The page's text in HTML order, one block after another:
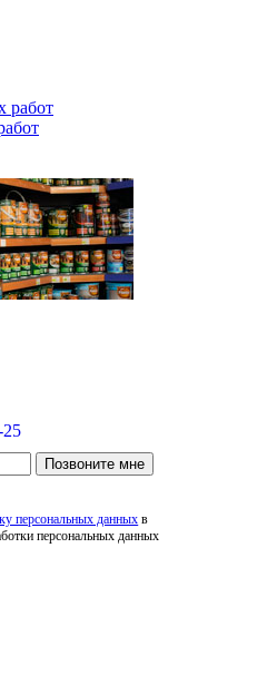
работ
25
Позвоните мне
персональных данных в
персональных данных